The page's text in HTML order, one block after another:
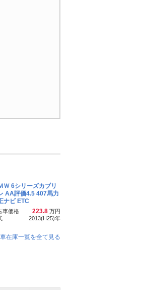
Ｗ 6シリーズカブリ
AA評価4.5 407馬力
ナビ ETC
車価格 223.8 万円
2013(H25)年
在庫一覧を全て見る